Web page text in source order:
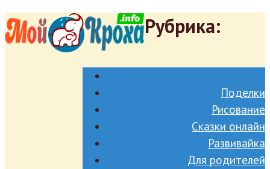
Поделки
Рисование
Сказки онлайн
Развивайка
Для родителей
Рубрика: